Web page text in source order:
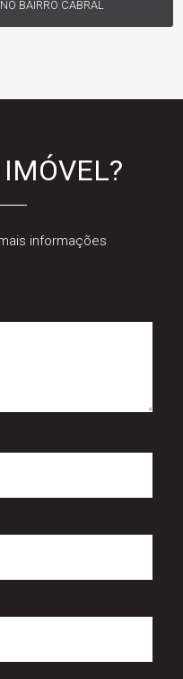
BAIRRO CABRAL
IMÓVEL?
informações